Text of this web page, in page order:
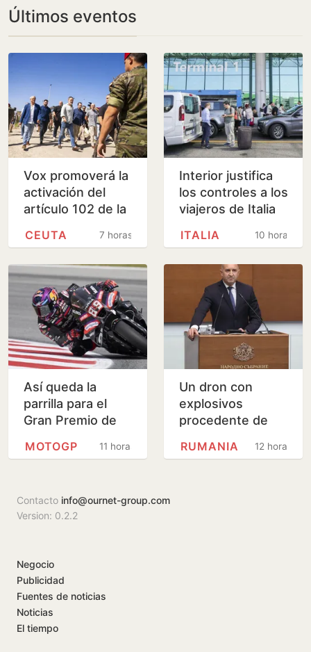
Últimos eventos
Vox promoverá la
activación del
artículo 102 de la
investigar a
7 horas
CEUTA
Interior justifica
los controles a los
viajeros de Italia
migratoria en su
10 horas
ITALIA
Así queda la
parrilla para el
Gran Premio de
MotoGP
11 horas
MOTOGP
Un dron con
explosivos
procedente de
estrella cerca de
12 horas
RUMANIA
Contacto info@ournet-group.com
Version: 0.2.2
Negocio
Publicidad
Fuentes de noticias
Noticias
El tiempo